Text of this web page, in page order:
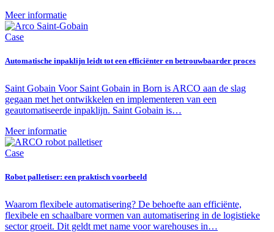
Meer informatie
Case
Automatische inpaklijn leidt tot een efficiënter en betrouwbaarder proces
Saint Gobain Voor Saint Gobain in Born is ARCO aan de slag
gegaan met het ontwikkelen en implementeren van een
geautomatiseerde inpaklijn. Saint Gobain is…
Meer informatie
Case
Robot palletiser: een praktisch voorbeeld
Waarom flexibele automatisering? De behoefte aan efficiënte,
flexibele en schaalbare vormen van automatisering in de logistieke
sector groeit. Dit geldt met name voor warehouses in…